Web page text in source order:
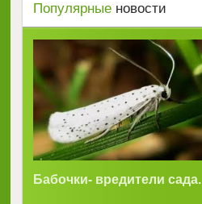
Популярные новости
Бабочки- вредители сада.